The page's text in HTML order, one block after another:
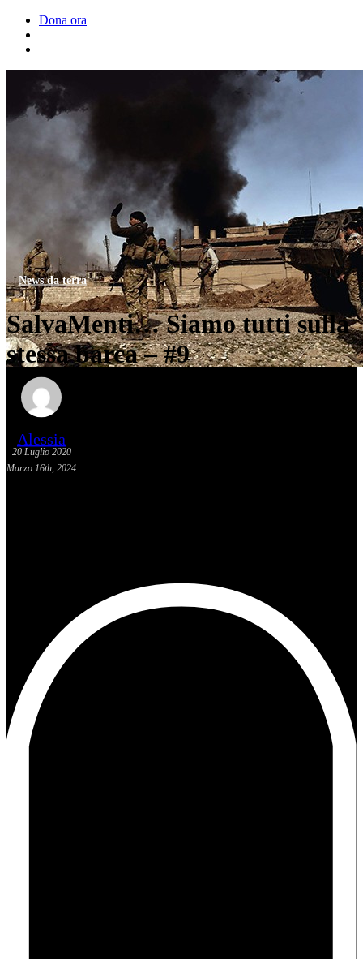
Dona ora
News da terra
SalvaMenti… Siamo tutti sulla
stessa barca – #9
Alessia
20 Luglio 2020
Marzo 16th, 2024